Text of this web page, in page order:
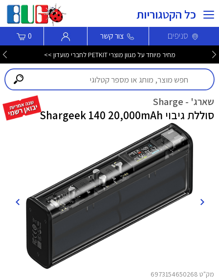
כל הקטגוריות
סניפים צור קשר 0
מחיר מיוחד על מגוון מוצרי PETKIT לחברי מועדון >>
שארג' - Sharge
סוללת גיבוי Shargeek 140 20,000mAh
מק"ט 6973154650268